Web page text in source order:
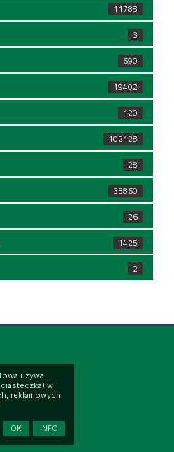
11788
3
690
19402
120
102128
28
33860
26
1425
2
używa
w
reklamowych
INFO
OK